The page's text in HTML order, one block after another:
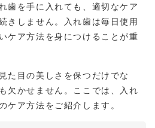
歯を手に入れても、適切なケア
きしません。入れ歯は毎日使用
ケア方法を身につけることが重
た目の美しさを保つだけでな
欠かせません。ここでは、入れ
ケア方法をご紹介します。